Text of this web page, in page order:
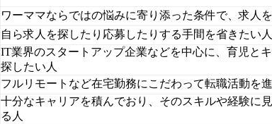
ワーママならではの悩みに寄り添った条件で、求人
自ら求人を探したり応募したりする手間を省きたい
IT業界のスタートアップ企業などを中心に、育児と
探したい人
フルリモートなど在宅勤務にこだわって転職活動を
十分なキャリアを積んでおり、そのスキルや経験に
る人